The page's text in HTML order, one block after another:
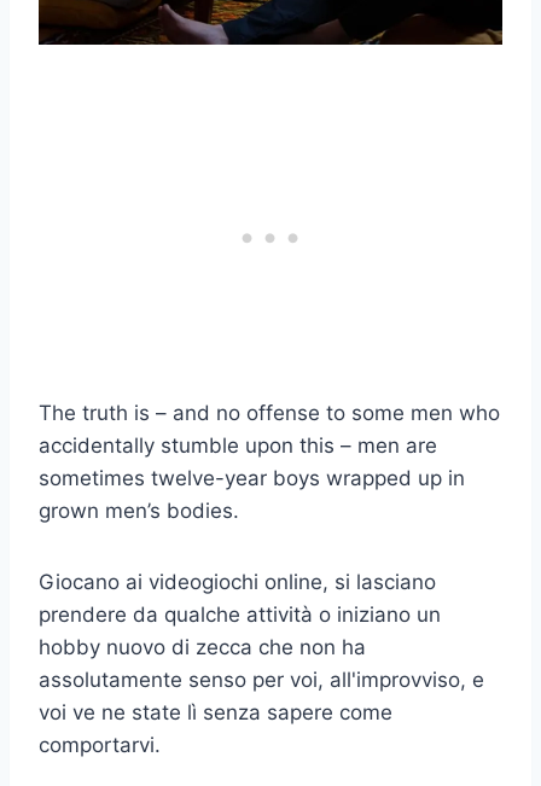
The truth is – and no offense to some men who
accidentally stumble upon this – men are
sometimes twelve-year boys wrapped up in
grown men’s bodies.
Giocano ai videogiochi online, si lasciano
prendere da qualche attività o iniziano un
hobby nuovo di zecca che non ha
assolutamente senso per voi, all'improvviso, e
voi ve ne state lì senza sapere come
comportarvi.